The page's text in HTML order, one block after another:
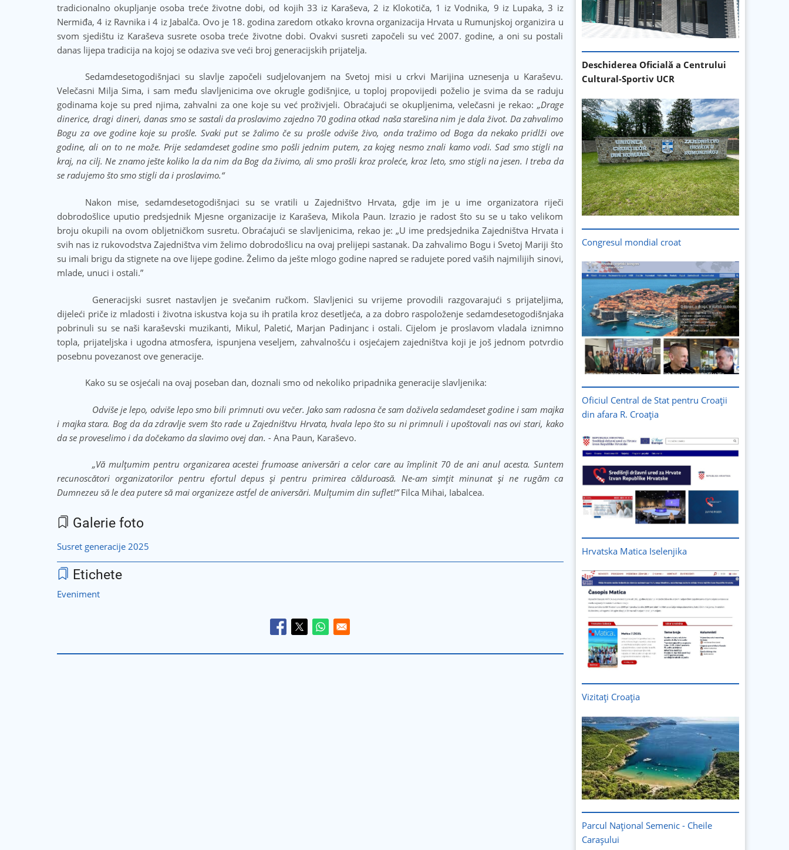
tradicionalno okupljanje osoba treće životne dobi, od kojih 33 iz Karaševa, 2 iz Klokotiča, 1 iz Vodnika, 9 iz Lupaka, 3 iz
Nermiđa, 4 iz Ravnika i 4 iz Jabalča. Ovo je 18. godina zaredom otkako krovna organizacija Hrvata u Rumunjskoj organizira u
svom sjedištu iz Karaševa susrete osoba treće životne dobi. Ovakvi susreti započeli su već 2007. godine, a oni su postali
danas lijepa tradicija na kojoj se odaziva sve veći broj generacijskih prijatelja.
Sedamdesetogodišnjaci su slavlje započeli sudjelovanjem na Svetoj misi u crkvi Marijina uznesenja u Karaševu.
Velečasni Milja Sima, i sam među slavljenicima ove okrugle godišnjice, u toploj propovijedi poželio je svima da se raduju
godinama koje su pred njima, zahvalni za one koje su već proživjeli. Obraćajući se okupljenima, velečasni je rekao: „Drage
dinerice, dragi dineri, danas smo se sastali da proslavimo zajedno 70 godina otkad naša starešina nim je dala život. Da zahvalimo
Bogu za ove godine koje su prošle. Svaki put se žalimo če su prošle odviše živo, onda tražimo od Boga da nekako pridlži ove
godine, ali on to ne može. Prije sedamdeset godine smo pošli jednim putem, za kojeg nesmo znali kamo vodi. Sad smo stigli na
kraj, na cilj. Ne znamo ješte koliko la da nim da Bog da živimo, ali smo prošli kroz proleće, kroz leto, smo stigli na jesen. I treba da
se radujemo što smo stigli da i proslavimo.“
Nakon mise, sedamdesetogodišnjaci su se vratili u Zajedništvo Hrvata, gdje im je u ime organizatora riječi
dobrodošlice uputio predsjednik Mjesne organizacije iz Karaševa, Mikola Paun. Izrazio je radost što su se u tako velikom
broju okupili na ovom obljetničkom susretu. Obraćajući se slavljenicima, rekao je: „U ime predsjednika Zajedništva Hrvata i
svih nas iz rukovodstva Zajedništva vim želimo dobrodošlicu na ovaj prelijepi sastanak. Da zahvalimo Bogu i Svetoj Mariji što
su imali brigu da stignete na ove lijepe godine. Želimo da ješte mlogo godine napred se radujete pored vaših najmilijih sinovi,
mlade, unuci i ostali.”
Generacijski susret nastavljen je svečanim ručkom. Slavljenici su vrijeme provodili razgovarajući s prijateljima,
dijeleći priče iz mladosti i životna iskustva koja su ih pratila kroz desetljeća, a za dobro raspoloženje sedamdesetogodišnjaka
pobrinuli su se naši karaševski muzikanti, Mikul, Paletić, Marjan Padinjanc i ostali. Cijelom je proslavom vladala iznimno
topla, prijateljska i ugodna atmosfera, ispunjena veseljem, zahvalnošću i osjećajem zajedništva koji je još jednom potvrdio
posebnu povezanost ove generacije.
Kako su se osjećali na ovaj poseban dan, doznali smo od nekoliko pripadnika generacije slavljenika:
Odviše je lepo, odviše lepo smo bili primnuti ovu večer. Jako sam radosna če sam doživela sedamdeset godine i sam majka
i majka stara. Bog da da zdravlje svem što rade u Zajedništvu Hrvata, hvala lepo što su ni primnuli i upoštovali nas ovi stari, kako
da se proveselimo i da dočekamo da slavimo ovej dan. - Ana Paun, Karaševo.
„Vă mulțumim pentru organizarea acestei frumoase aniversări a celor care au împlinit 70 de ani anul acesta. Suntem
recunoscători organizatorilor pentru efortul depus și pentru primirea călduroasă. Ne-am simțit minunat și ne rugăm ca
Dumnezeu să le dea putere să mai organizeze astfel de aniversări. Mulțumim din suflet!” Filca Mihai, Iabalcea.
Galerie foto
Susret generacije 2025
Etichete
Eveniment
Deschiderea Oficială a Centrului
Cultural-Sportiv UCR
Congresul mondial croat
Oficiul Central de Stat pentru Croații
din afara R. Croația
Hrvatska Matica Iselenjika
Vizitați Croația
Parcul Național Semenic - Cheile
Carașului